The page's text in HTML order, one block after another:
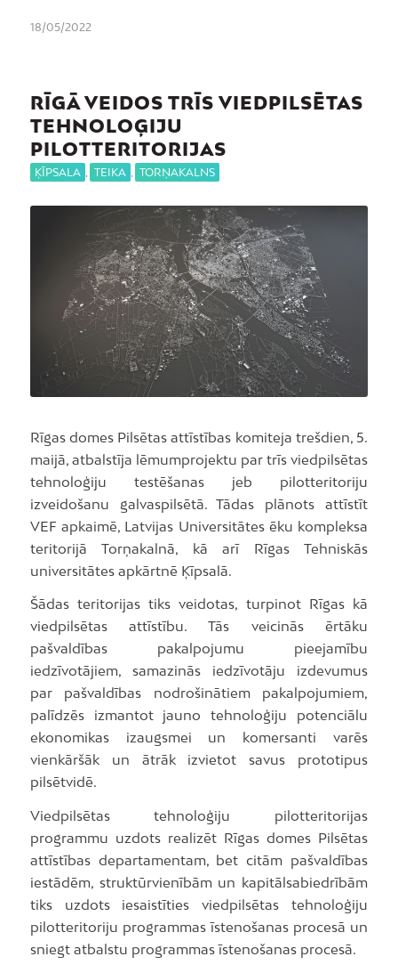
18/05/2022
RĪGĀ VEIDOS TRĪS VIEDPILSĒTAS
TEHNOLOĢIJU
PILOTTERITORIJAS
ĶĪPSALA , TEIKA , TORŅAKALNS
Rīgas domes Pilsētas attīstības komiteja trešdien, 5.
maijā, atbalstīja lēmumprojektu par trīs viedpilsētas
tehnoloģiju testēšanas jeb pilotteritoriju
izveidošanu galvaspilsētā. Tādas plānots attīstīt
VEF apkaimē, Latvijas Universitātes ēku kompleksa
teritorijā Torņakalnā, kā arī Rīgas Tehniskās
universitātes apkārtnē Ķīpsalā.
Šādas teritorijas tiks veidotas, turpinot Rīgas kā
viedpilsētas attīstību. Tās veicinās ērtāku
pašvaldības pakalpojumu pieejamību
iedzīvotājiem, samazinās iedzīvotāju izdevumus
par pašvaldības nodrošinātiem pakalpojumiem,
palīdzēs izmantot jauno tehnoloģiju potenciālu
ekonomikas izaugsmei un komersanti varēs
vienkāršāk un ātrāk izvietot savus prototipus
pilsētvidē.
Viedpilsētas tehnoloģiju pilotteritorijas
programmu uzdots realizēt Rīgas domes Pilsētas
attīstības departamentam, bet citām pašvaldības
iestādēm, struktūrvienībām un kapitālsabiedrībām
tiks uzdots iesaistīties viedpilsētas tehnoloģiju
pilotteritoriju programmas īstenošanas procesā un
sniegt atbalstu programmas īstenošanas procesā.